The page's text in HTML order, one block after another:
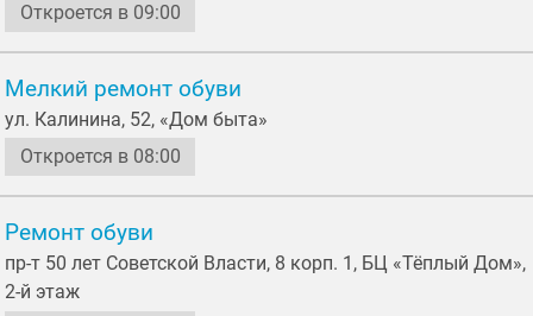
Откроется в 09:00
Мелкий ремонт обуви
ул. Калинина, 52, «Дом быта»
Откроется в 08:00
Ремонт обуви
пр-т 50 лет Советской Власти, 8 корп. 1, БЦ «Тёплый Дом»,
2-й этаж